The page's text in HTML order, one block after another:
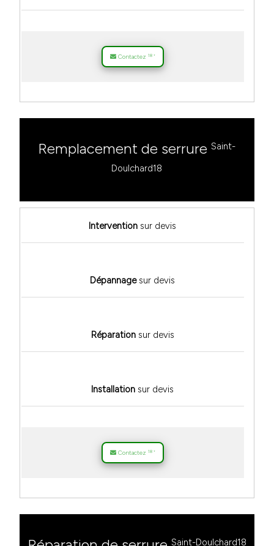
Contactez 18 *
Remplacement de serrureSaint-
Doulchard18
Intervention sur devis
Dépannagesur devis
Réparationsur devis
Installation sur devis
Contactez 18 *
Saint-Doulchard18